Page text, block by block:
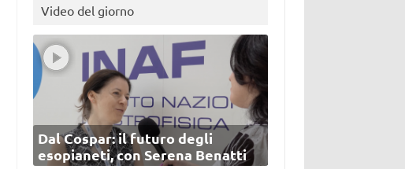
Video del giorno
Dal Cospar: il futuro degli
esopianeti, con Serena Benatti